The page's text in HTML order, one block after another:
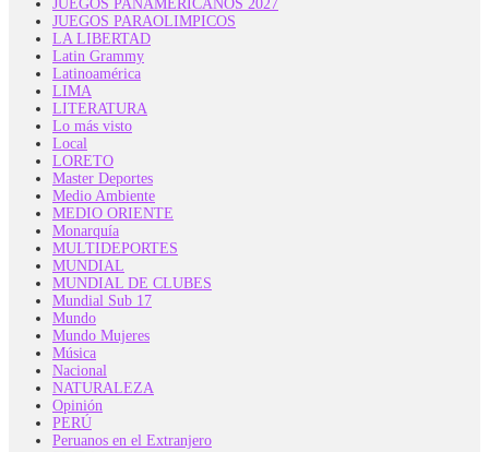
JUEGOS PANAMERICANOS 2027
JUEGOS PARAOLIMPICOS
LA LIBERTAD
Latin Grammy
Latinoamérica
LIMA
LITERATURA
Lo más visto
Local
LORETO
Master Deportes
Medio Ambiente
MEDIO ORIENTE
Monarquía
MULTIDEPORTES
MUNDIAL
MUNDIAL DE CLUBES
Mundial Sub 17
Mundo
Mundo Mujeres
Música
Nacional
NATURALEZA
Opinión
PERÚ
Peruanos en el Extranjero